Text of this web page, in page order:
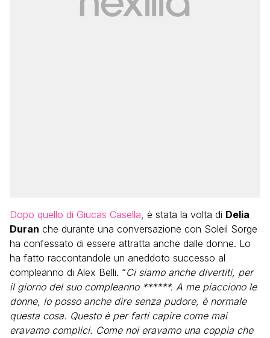
Dopo quello di Giucas Casella, è stata la volta di Delia
Duran che durante una conversazione con Soleil Sorge
ha confessato di essere attratta anche dalle donne. Lo
ha fatto raccontandole un aneddoto successo al
compleanno di Alex Belli. “Ci siamo anche divertiti, per
il giorno del suo compleanno ******. A me piacciono le
donne, lo posso anche dire senza pudore, è normale
questa cosa. Questo è per farti capire come mai
eravamo complici. Come noi eravamo una coppia che